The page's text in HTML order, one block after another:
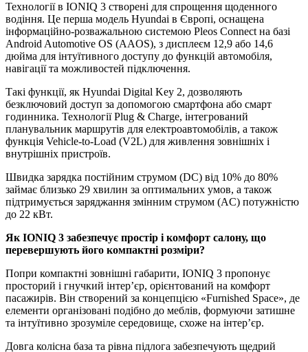
Технології в IONIQ 3 створені для спрощення щоденного
водіння. Це перша модель Hyundai в Європі, оснащена
інформаційно-розважальною системою Pleos Connect на базі
Android Automotive OS (AAOS), з дисплеєм 12,9 або 14,6
дюйма для інтуїтивного доступу до функцій автомобіля,
навігації та можливостей підключення.
Такі функції, як Hyundai Digital Key 2, дозволяють
безключовий доступ за допомогою смартфона або смарт
годинника. Технології Plug & Charge, інтегрований
планувальник маршрутів для електроавтомобілів, а також
функція Vehicle-to-Load (V2L) для живлення зовнішніх і
внутрішніх пристроїв.
Швидка зарядка постійним струмом (DC) від 10% до 80%
займає близько 29 хвилин за оптимальних умов, а також
підтримується заряджання змінним струмом (AC) потужністю
до 22 кВт.
Як IONIQ 3 забезпечує простір і комфорт салону, що
перевершують його компактні розміри?
Попри компактні зовнішні габарити, IONIQ 3 пропонує
просторий і гнучкий інтер’єр, орієнтований на комфорт
пасажирів. Він створений за концепцією «Furnished Space», де
елементи організовані подібно до меблів, формуючи затишне
та інтуїтивно зрозуміле середовище, схоже на інтер’єр.
Довга колісна база та рівна підлога забезпечують щедрий